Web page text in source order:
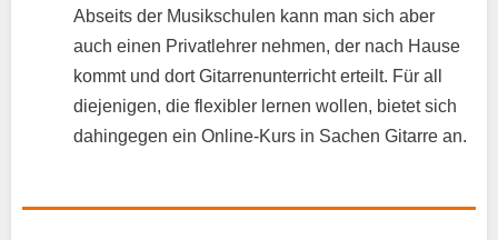
Abseits der Musikschulen kann man sich aber
auch einen Privatlehrer nehmen, der nach Hause
kommt und dort Gitarrenunterricht erteilt. Für all
diejenigen, die flexibler lernen wollen, bietet sich
dahingegen ein Online-Kurs in Sachen Gitarre an.